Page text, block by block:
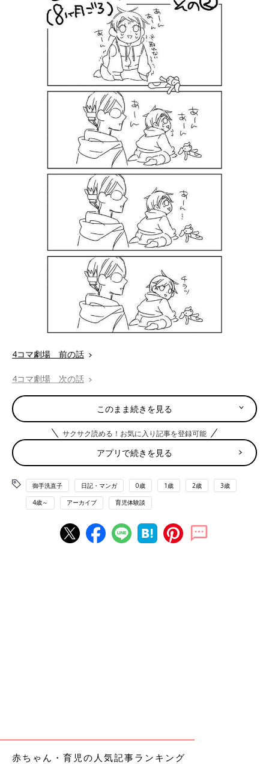
4コマ劇場 前の話
4コマ劇場 次の話
御手洗直子プロフィール
pixivで大人気。累計閲覧数1000万を誇る爆笑コミックエッセイ
スト。なんでそんなにネタ満載人生を・・・という謎の人。既刊
に「31歳BLマンガ家が婚活するとこうなる」「31歳ゲームプロ
グラマーが婚活するとこうなる」（共に新書館）、「つっこみが
止まらない育児日記」（ベネッセコーポレーション）など。
このまま続きを見る
サクサク読める！お気に入り記事を登録可能
アプリで続きを見る
御手洗直子 日記・マンガ 0歳 1歳 2歳 3歳
4歳～ アーカイブ 育児体験談
赤ちゃん・育児の人気記事ランキング